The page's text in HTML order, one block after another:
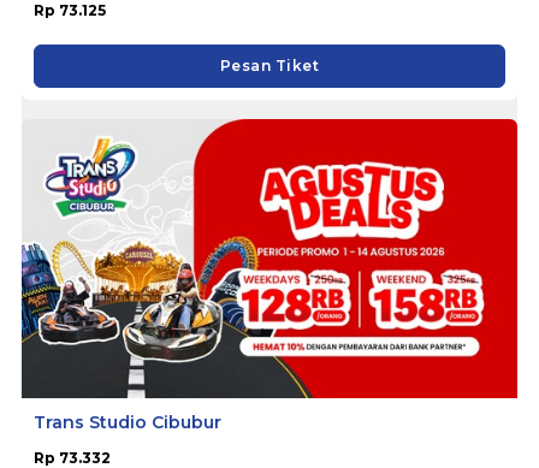
Rp 73.125
Pesan Tiket
Trans Studio Cibubur
Rp 73.332